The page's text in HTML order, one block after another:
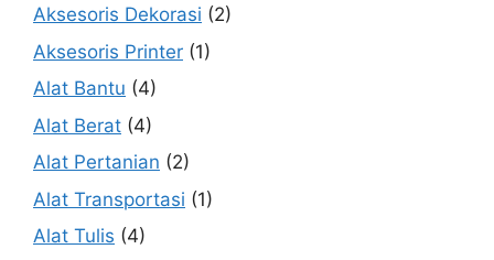
Aksesoris Dekorasi (2)
Aksesoris Printer (1)
Alat Bantu (4)
Alat Berat (4)
Alat Pertanian (2)
Alat Transportasi (1)
Alat Tulis (4)